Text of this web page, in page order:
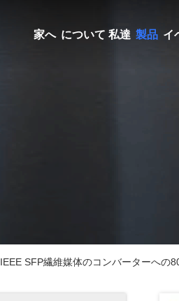
家へ について 私達 製品 イ
IEEE SFP繊維媒体のコンバーターへの